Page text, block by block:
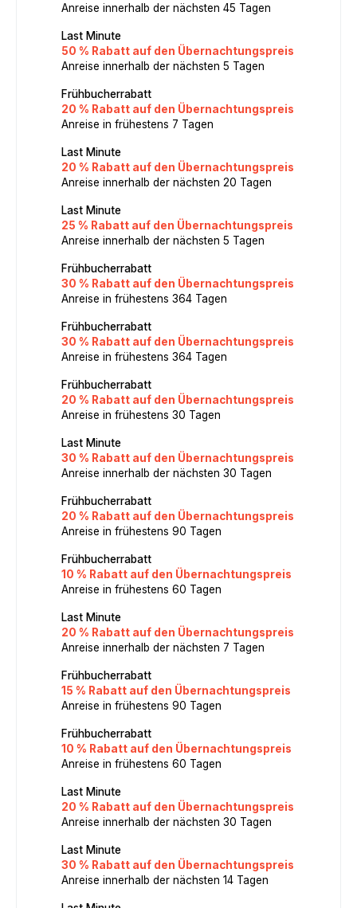
Anreise innerhalb der nächsten 45 Tagen
Last Minute
50 % Rabatt auf den Übernachtungspreis
Anreise innerhalb der nächsten 5 Tagen
Frühbucherrabatt
20 % Rabatt auf den Übernachtungspreis
Anreise in frühestens 7 Tagen
Last Minute
20 % Rabatt auf den Übernachtungspreis
Anreise innerhalb der nächsten 20 Tagen
Last Minute
25 % Rabatt auf den Übernachtungspreis
Anreise innerhalb der nächsten 5 Tagen
Frühbucherrabatt
30 % Rabatt auf den Übernachtungspreis
Anreise in frühestens 364 Tagen
Frühbucherrabatt
30 % Rabatt auf den Übernachtungspreis
Anreise in frühestens 364 Tagen
Frühbucherrabatt
20 % Rabatt auf den Übernachtungspreis
Anreise in frühestens 30 Tagen
Last Minute
30 % Rabatt auf den Übernachtungspreis
Anreise innerhalb der nächsten 30 Tagen
Frühbucherrabatt
20 % Rabatt auf den Übernachtungspreis
Anreise in frühestens 90 Tagen
Frühbucherrabatt
10 % Rabatt auf den Übernachtungspreis
Anreise in frühestens 60 Tagen
Last Minute
20 % Rabatt auf den Übernachtungspreis
Anreise innerhalb der nächsten 7 Tagen
Frühbucherrabatt
15 % Rabatt auf den Übernachtungspreis
Anreise in frühestens 90 Tagen
Frühbucherrabatt
10 % Rabatt auf den Übernachtungspreis
Anreise in frühestens 60 Tagen
Last Minute
20 % Rabatt auf den Übernachtungspreis
Anreise innerhalb der nächsten 30 Tagen
Last Minute
30 % Rabatt auf den Übernachtungspreis
Anreise innerhalb der nächsten 14 Tagen